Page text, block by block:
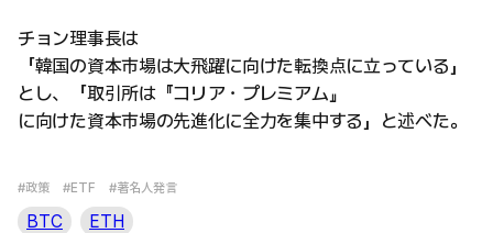
チョン理事長は
「韓国の資本市場は大飛躍に向けた転換点に立っている」
とし、「取引所は『コリア・プレミアム』
に向けた資本市場の先進化に全力を集中する」と述べた。
#政策 #ETF #著名人発言
BTC ETH